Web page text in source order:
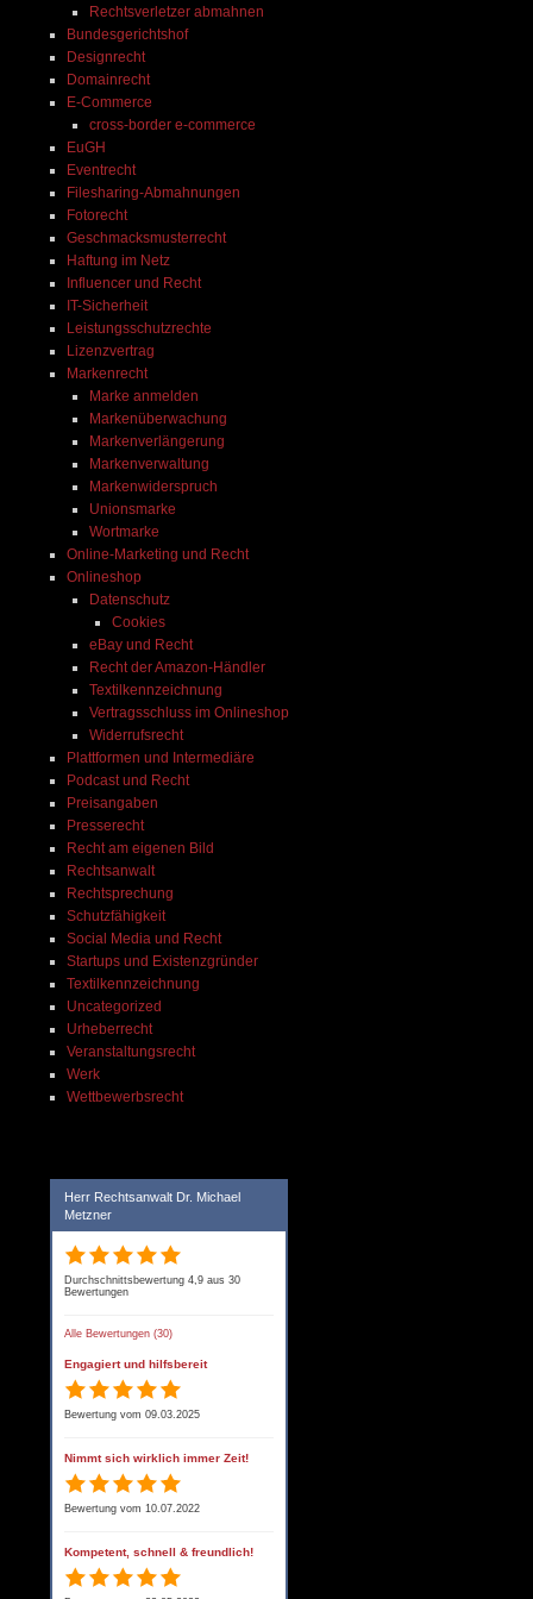
Rechtsverletzer abmahnen
Bundesgerichtshof
Designrecht
Domainrecht
E-Commerce
cross-border e-commerce
EuGH
Eventrecht
Filesharing-Abmahnungen
Fotorecht
Geschmacksmusterrecht
Haftung im Netz
Influencer und Recht
IT-Sicherheit
Leistungsschutzrechte
Lizenzvertrag
Markenrecht
Marke anmelden
Markenüberwachung
Markenverlängerung
Markenverwaltung
Markenwiderspruch
Unionsmarke
Wortmarke
Online-Marketing und Recht
Onlineshop
Datenschutz
Cookies
eBay und Recht
Recht der Amazon-Händler
Textilkennzeichnung
Vertragsschluss im Onlineshop
Widerrufsrecht
Plattformen und Intermediäre
Podcast und Recht
Preisangaben
Presserecht
Recht am eigenen Bild
Rechtsanwalt
Rechtsprechung
Schutzfähigkeit
Social Media und Recht
Startups und Existenzgründer
Textilkennzeichnung
Uncategorized
Urheberrecht
Veranstaltungsrecht
Werk
Wettbewerbsrecht
Herr Rechtsanwalt Dr. Michael
Metzner
Durchschnittsbewertung 4,9 aus 30
Bewertungen
Alle Bewertungen (30)
Engagiert und hilfsbereit
Bewertung vom 09.03.2025
Nimmt sich wirklich immer Zeit!
Bewertung vom 10.07.2022
Kompetent, schnell & freundlich!